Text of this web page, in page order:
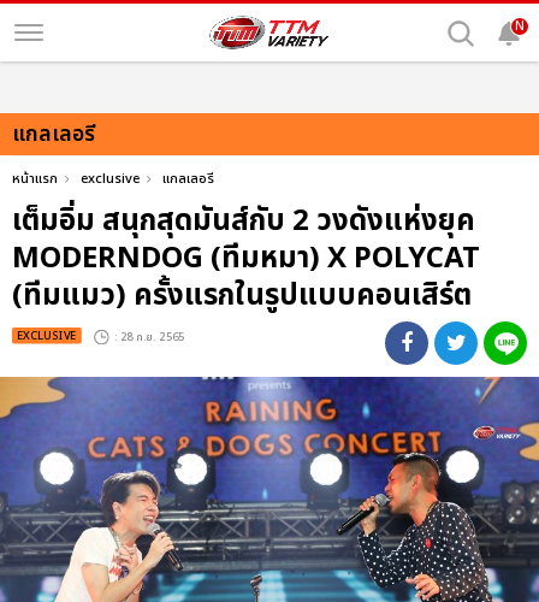
N
แกลเลอรี
หน้าแรก exclusive แกลเลอรี
เต็มอิ่ม สนุกสุดมันส์กับ 2 วงดังแห่งยุค
MODERNDOG (ทีมหมา) X POLYCAT
(ทีมแมว) ครั้งแรกในรูปแบบคอนเสิร์ต
EXCLUSIVE : 28 ก.ย. 2565